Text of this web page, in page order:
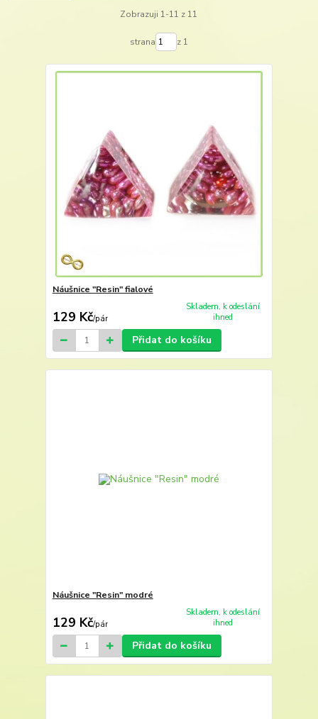
Zobrazuji 1-11 z 11
strana z 1
Náušnice "Resin" fialové
129 Kč/pár
Skladem, k odeslání
ihned
Přidat do košíku
Náušnice "Resin" modré
129 Kč/pár
Skladem, k odeslání
ihned
Přidat do košíku